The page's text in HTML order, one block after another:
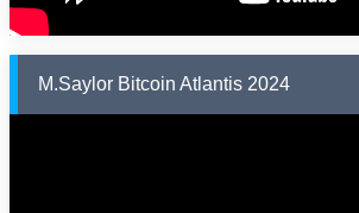
M.Saylor Bitcoin Atlantis 2024